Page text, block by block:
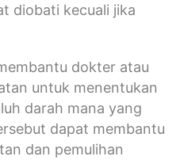
diobati kecuali jika
dokter atau
untuk menentukan
darah mana yang
dapat membantu
dan pemulihan